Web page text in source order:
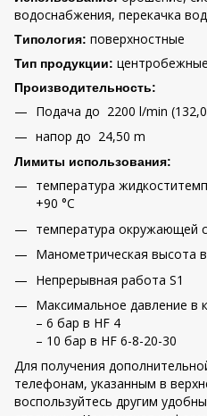
водоснабжения, перекачка
Tипология: поверхностные
Тип продукции: центробежные
Производительность:
Подача до 2200 l/min
напор до 24,50 m
Лимиты использования:
температура
+90 °C
температура окружающей
Манометрическая высота
Непрерывная работа S1
Максимальное давление в
– 6 бар в HF 4
– 10 бар в HF 6-8-20-30
Для получения
телефонам, указанным в
воспользуйтесь другим